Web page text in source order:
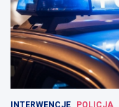
INTERWENCJE POLICJA